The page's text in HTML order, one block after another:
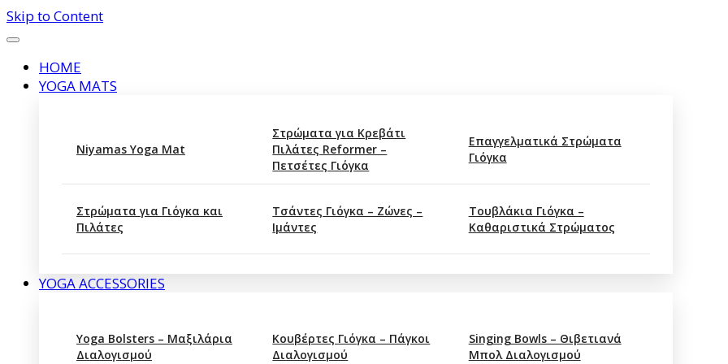
Skip to Content
HOME
YOGA MATS
Niyamas Yoga Mat
Στρώματα για Κρεβάτι
Πιλάτες Reformer –
Πετσέτες Γιόγκα
Επαγγελματικά Στρώματα
Γιόγκα
Στρώματα για Γιόγκα και
Πιλάτες
Τσάντες Γιόγκα – Ζώνες –
Ιμάντες
Τουβλάκια Γιόγκα –
Καθαριστικά Στρώματος
YOGA ACCESSORIES
Yoga Bolsters – Μαξιλάρια
Διαλογισμού
Κουβέρτες Γιόγκα – Πάγκοι
Διαλογισμού
Singing Bowls – Θιβετιανά
Μπολ Διαλογισμού